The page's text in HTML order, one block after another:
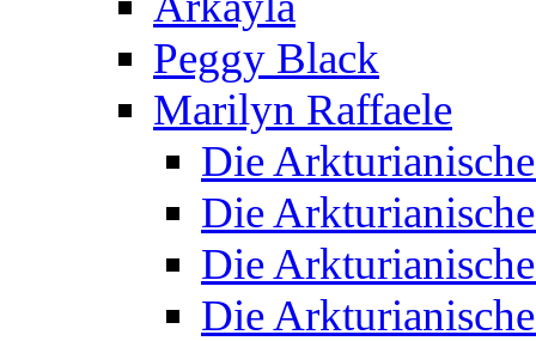
Peggy Black
Marilyn Raffaele
Die
Die
Die
Die